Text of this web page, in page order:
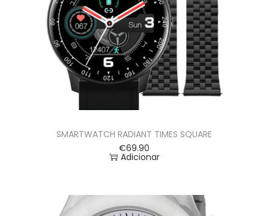
SMARTWATCH RADIANT TIMES SQUARE
€69.90
Adicionar